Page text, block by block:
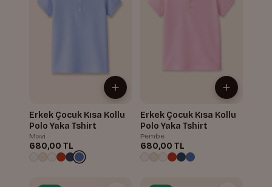
Erkek Çocuk Kısa Kollu
Polo Yaka Tshirt
Mavi
680,00 TL
Erkek Çocuk Kısa Kollu
Polo Yaka Tshirt
Pembe
680,00 TL